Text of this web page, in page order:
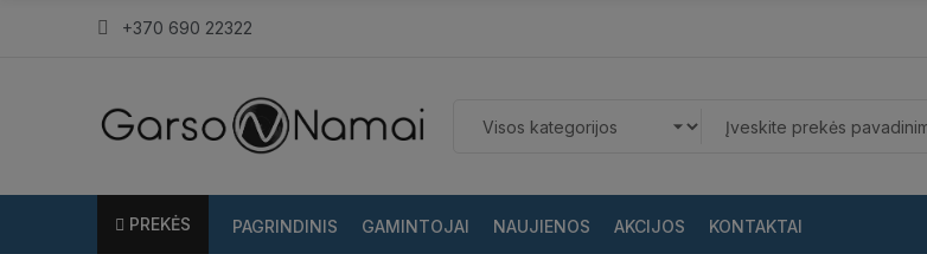
+370 690 22322
PREKĖS PAGRINDINIS GAMINTOJAI NAUJIENOS AKCIJOS KONTAKTAI